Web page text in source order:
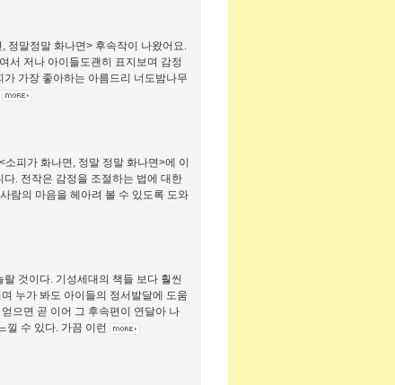
정말정말 화나면> 후속작이 나왔어요.​​​​
서 저나 아이들도괜히 표지보며 감정
가장 좋아하는 아름드리 너도밤나무
피가 화나면, 정말 정말 화나면>에 이
. 전작은 감정을 조절하는 법에 대한
람의 마음을 헤아려 볼 수 있도록 도와
것이다. 기성세대의 책들 보다 훨씬
누가 봐도 아이들의 정서발달에 도움
으면 곧 이어 그 후속편이 연달아 나
낄 수 있다. 가끔 이런